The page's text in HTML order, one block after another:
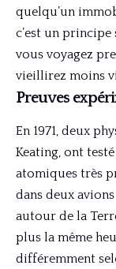
quelqu’un
c’est un
vous voyagez
vieillirez moins
Preuves
En 1971, deux
Keating, ont
atomiques très
dans deux
autour de la
plus la même
différemment